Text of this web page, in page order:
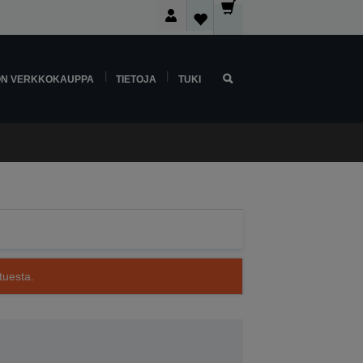
VERKKOKAUPPA TIETOJA TUKI